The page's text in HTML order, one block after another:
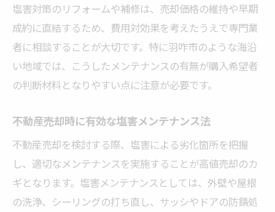
塩害対策のリフォームや補修は、売却価格の維持や早期
成約に直結するため、費用対効果を考えたうえで専門業
者に相談することが大切です。特に羽咋市のような海沿
い地域では、こうしたメンテナンスの有無が購入希望者
の判断材料となりやすい点に注意が必要です。
不動産売却時に有効な塩害メンテナンス法
不動産売却を検討する際、塩害による劣化箇所を把握
し、適切なメンテナンスを実施することが高値売却のカ
ギとなります。塩害メンテナンスとしては、外壁や屋根
の洗浄、シーリングの打ち直し、サッシやドアの防錆処